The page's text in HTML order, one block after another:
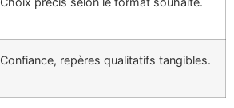
Confiance, repères qualitatifs tangibles.